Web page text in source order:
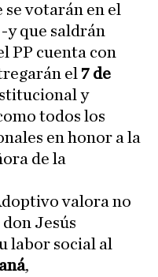
votarán en el
que saldrán
PP cuenta con
el 7 de
y
todos los
en honor a la
de la
valora no
Jesús
labor social al
,